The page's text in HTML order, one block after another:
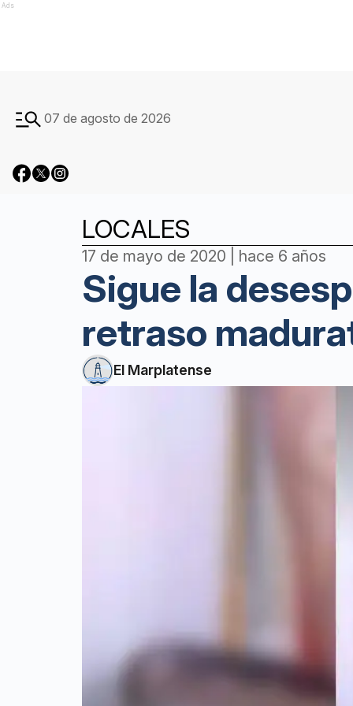
Ads
07 de agosto de 2026
LOCALES
17 de mayo de 2020 | hace 6 años
Sigue la
retraso
El Marplatense